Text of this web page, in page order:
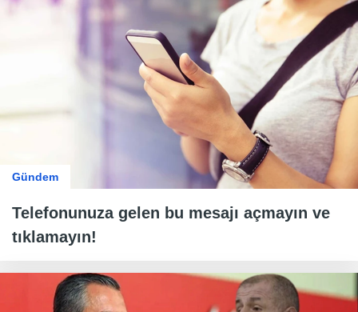
Gündem
Telefonunuza gelen bu mesajı açmayın ve
tıklamayın!